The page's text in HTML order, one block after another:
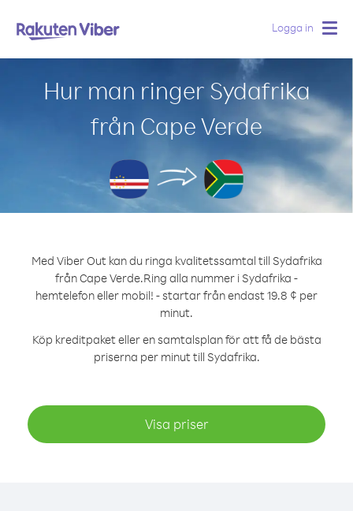
Logga in
Hur man ringer Sydafrika
från Cape Verde
Med Viber Out kan du ringa kvalitetssamtal till Sydafrika
från Cape Verde.Ring alla nummer i Sydafrika -
hemtelefon eller mobil! - startar från endast 19.8 ¢ per
minut.
Köp kreditpaket eller en samtalsplan för att få de bästa
priserna per minut till Sydafrika.
Visa priser